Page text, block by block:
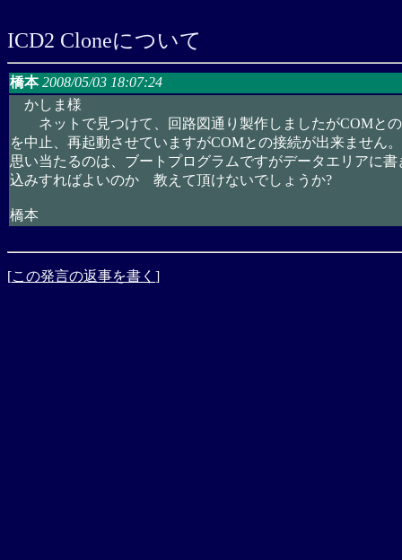
ICD2 Cloneについて
橋本 2008/05/03 18:07:24
かしま様
ネットで見つけて、回路図通り製作しましたがCOMとの
を中止、再起動させていますがCOMとの接続が出来ません
思い当たるのは、ブートプログラムですがデータエリアに
込みすればよいのか 教えて頂けないでしょうか?
橋本
[この発言の返事を書く ]